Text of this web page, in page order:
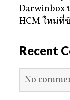
Darwinbox
HCM ใหม่ที่
Recent
No